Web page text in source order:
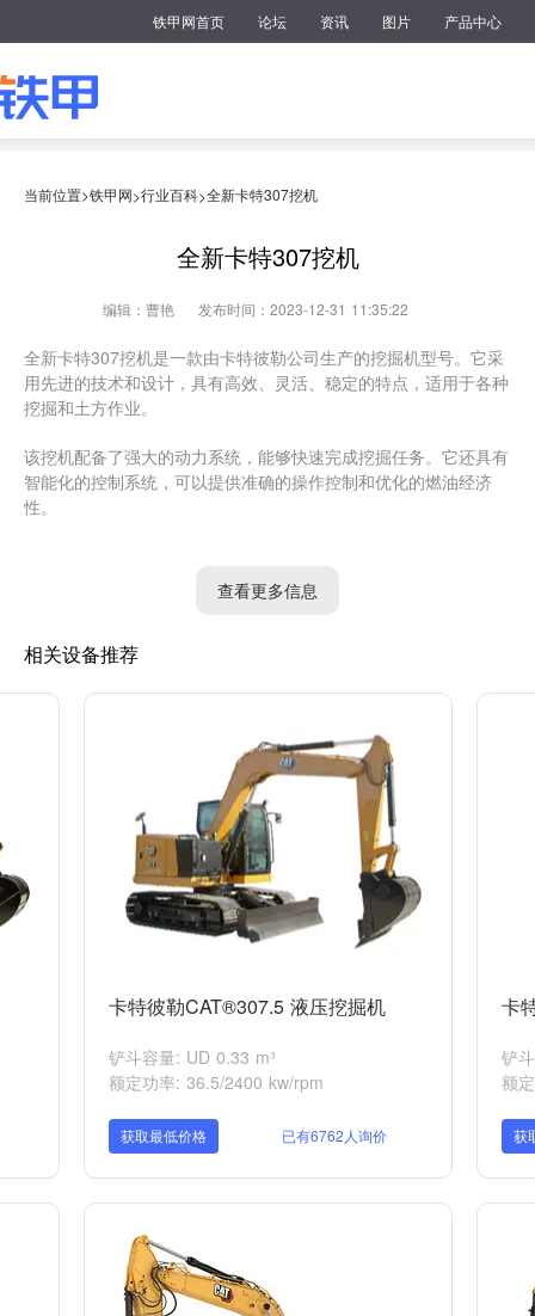
铁甲网首页 论坛 资讯 图片 产品中心
当前位置>铁甲网>行业百科>全新卡特307挖机
全新卡特307挖机
编辑：曹艳 发布时间：2023-12-31 11:35:22
全新卡特307挖机是一款由卡特彼勒公司生产的挖掘机型号。它采
用先进的技术和设计，具有高效、灵活、稳定的特点，适用于各种
挖掘和土方作业。
该挖机配备了强大的动力系统，能够快速完成挖掘任务。它还具有
智能化的控制系统，可以提供准确的操作控制和优化的燃油经济
性。
了宽敞的驾驶室和符合人体工程学的座椅。此外，它还配备了先进
的安全系统，包括防倾翻、防撞击和防盗功能，以确保操作人员的
于各种工程项目和施工场景。它的优秀性能和先进技术可以提高工
作效率，降低运营成本，并为用户带来良好的使用体验。
查看更多信息
相关设备推荐
卡特彼勒CAT®307.5 液压挖掘机
铲斗容量: UD 0.33 m³
额定功率: 36.5/2400 kw/rpm
获取最低价格 已有6762人询价
卡
铲
额
获